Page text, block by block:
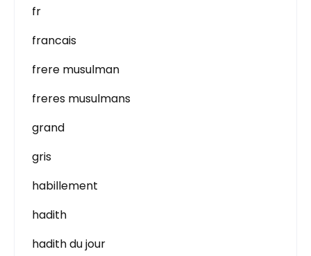
fr
francais
frere musulman
freres musulmans
grand
gris
habillement
hadith
hadith du jour